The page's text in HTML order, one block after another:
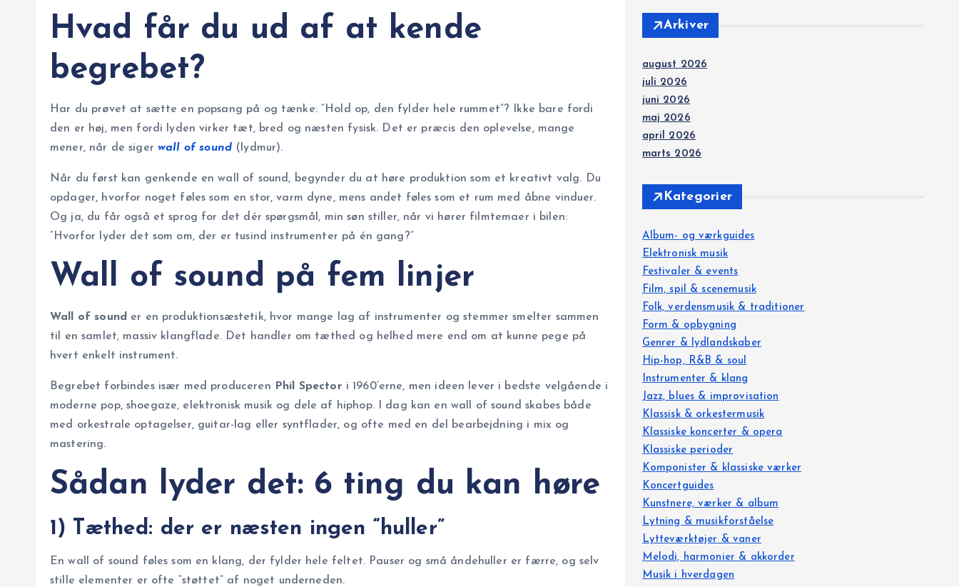
Hvad får du ud af at kende
begrebet?
Har du prøvet at sætte en popsang på og tænke: “Hold op, den fylder hele rummet”? Ikke bare fordi
den er høj, men fordi lyden virker tæt, bred og næsten fysisk. Det er præcis den oplevelse, mange
mener, når de siger wall of sound(lydmur).
Når du først kan genkende en wall of sound, begynder du at høre produktion som et kreativt valg. Du
opdager, hvorfor noget føles som en stor, varm dyne, mens andet føles som et rum med åbne vinduer.
Og ja, du får også et sprog for det dér spørgsmål, min søn stiller, når vi hører filmtemaer i bilen:
“Hvorfor lyder det som om, der er tusind instrumenter på én gang?”
Wall of sound på fem linjer
Wall of sound er en produktionsæstetik, hvor mange lag af instrumenter og stemmer smelter sammen
til en samlet, massiv klangflade. Det handler om tæthed og helhed mere end om at kunne pege på
hvert enkelt instrument.
Begrebet forbindes især med produceren Phil Spector i 1960’erne, men ideen lever i bedste velgående i
moderne pop, shoegaze, elektronisk musik og dele af hiphop. I dag kan en wall of sound skabes både
med orkestrale optagelser, guitar-lag eller syntflader, og ofte med en del bearbejdning i mix og
mastering.
Sådan lyder det: 6 ting du kan høre
1) Tæthed: der er næsten ingen “huller”
En wall of sound føles som en klang, der fylder hele feltet. Pauser og små åndehuller er færre, og selv
stille elementer er ofte “støttet” af noget underneden.
Arkiver
august 2026
juli 2026
juni 2026
maj 2026
april 2026
marts 2026
Kategorier
Album- og værkguides
Elektronisk musik
Festivaler & events
Film, spil & scenemusik
Folk, verdensmusik & traditioner
Form & opbygning
Genrer & lydlandskaber
Hip-hop, R&B & soul
Instrumenter & klang
Jazz, blues & improvisation
Klassisk & orkestermusik
Klassiske koncerter & opera
Klassiske perioder
Komponister & klassiske værker
Koncertguides
Kunstnere, værker & album
Lytning & musikforståelse
Lytteværktøjer & vaner
Melodi, harmonier & akkorder
Musik i hverdagen